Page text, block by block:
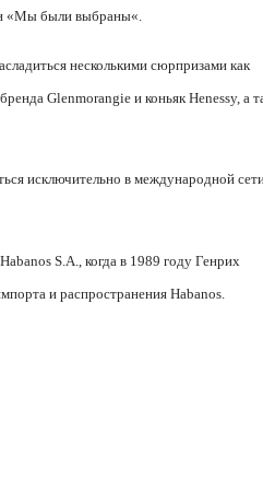
«Мы были выбраны«.
несколькими сюрпризами как
Glenmorangie и коньяк Henessy, а
исключительно в международной
S.A., когда в 1989 году Генрих
и распространения Habanos.